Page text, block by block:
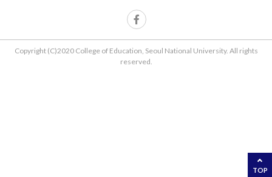
TOP
Copyright (C)2020 College of Education, Seoul National University. All rights
reserved.